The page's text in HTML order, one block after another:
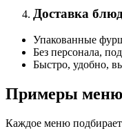
Доставка блюд
Упакованные
Без персонала,
Быстро, удобно,
Примеры меню
Каждое меню